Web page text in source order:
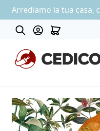
Arrediamo la tua casa,
COLLEZIONE CARTA DA